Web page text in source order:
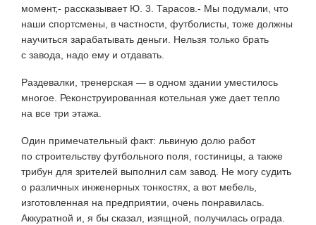
момент,- рассказывает Ю. 3. Тарасов.- Мы подумали, что
наши спортсмены, в частности, футболисты, тоже должны
научиться зарабатывать деньги. Нельзя только брать
с завода, надо ему и отдавать.
Раздевалки, тренерская — в одном здании уместилось
многое. Реконструированная котельная уже дает тепло
на все три этажа.
Один примечательный факт: львиную долю работ
по строительству футбольного поля, гостиницы, а также
трибун для зрителей выполнил сам завод. Не могу судить
о различных инженерных тонкостях, а вот мебель,
изготовленная на предприятии, очень понравилась.
Аккуратной и, я бы сказал, изящной, получилась ограда.